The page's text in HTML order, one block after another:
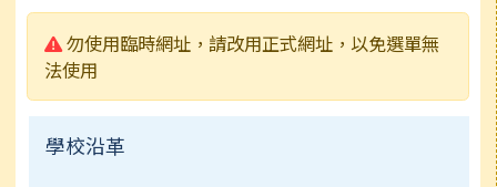
警告:
勿使用臨時網址，請改用正式網址，以免選單無
法使用
學校沿革